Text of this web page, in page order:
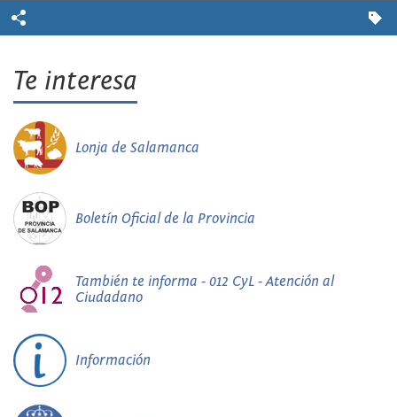
Te interesa
Lonja de Salamanca
Boletín Oficial de la Provincia
También te informa - 012 CyL - Atención al
Ciudadano
Información